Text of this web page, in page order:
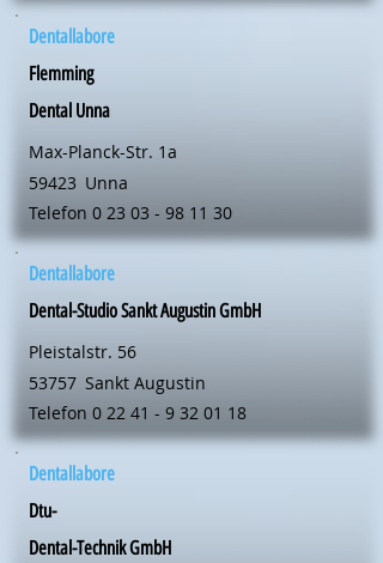
Dentallabore
Flemming
Dental Unna
Max-Planck-Str. 1a
59423 Unna
Telefon 0 23 03 - 98 11 30
Dentallabore
Dental-Studio Sankt Augustin GmbH
Pleistalstr. 56
53757 Sankt Augustin
Telefon 0 22 41 - 9 32 01 18
Dentallabore
Dtu-
Dental-Technik GmbH